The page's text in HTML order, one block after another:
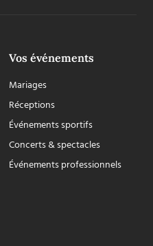
Vos événements
Mariages
Réceptions
Événements sportifs
Concerts & spectacles
Événements professionnels